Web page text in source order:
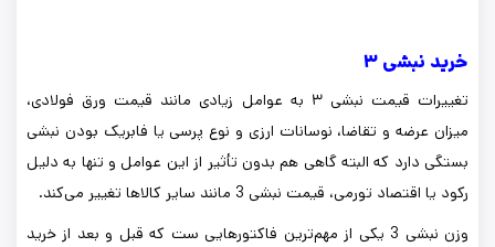
خرید نبشی ۳
تغییرات قیمت نبشی
۳ به عوامل زیادی مانند قیمت ورق فولادی،
میزان عرضه و تقاضا، نوسانات ارزی و نوع پرسی یا فابریک بودن نبشی
بستگی دارد که البته گاهی هم بدون تأثیر از این عوامل و تنها به دلیل
رکود یا اقتصاد تورمی، قیمت نبشی 3 مانند سایر کالاها تغییر می‌کند.
وزن نبشی 3 یکی از مهم‌ترین فاکتورهایی ست که قبل و بعد از خرید